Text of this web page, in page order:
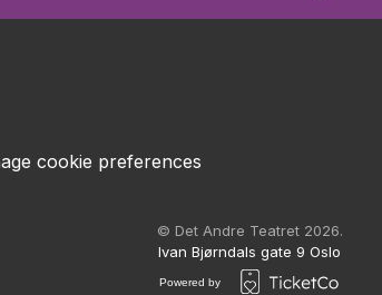
cookie preferences
© Det Andre Teatret 2026.
Ivan Bjørndals gate 9 Oslo
Powered by